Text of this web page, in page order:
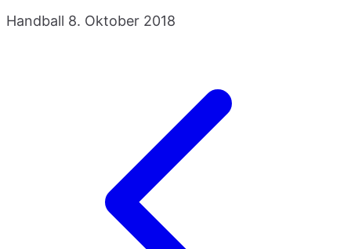
Handball 8. Oktober 2018